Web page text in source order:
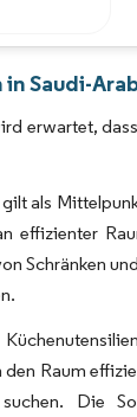
Saudi-
erwartet,
als
effizienter
Schränken
Raum
suchen. Die